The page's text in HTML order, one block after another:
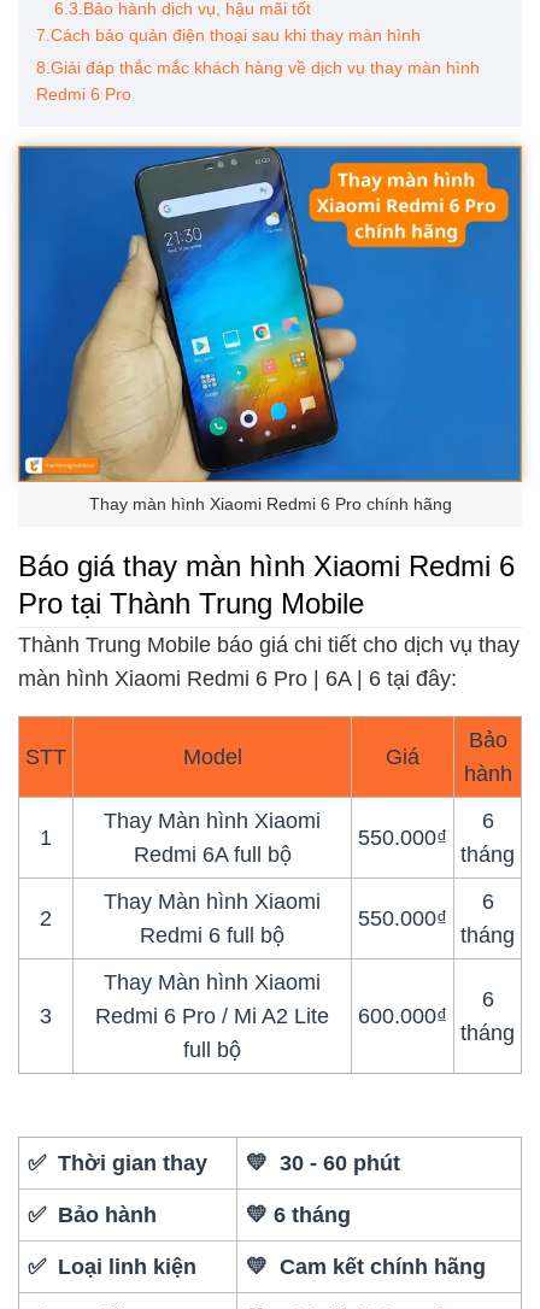
6.3.Bảo hành dịch vụ, hậu mãi tốt
7.Cách bảo quản điện thoại sau khi thay màn hình
8.Giải đáp thắc mắc khách hàng về dịch vụ thay màn hình
Redmi 6 Pro
Thay màn hình Xiaomi Redmi 6 Pro chính hãng
Báo giá thay màn hình Xiaomi Redmi 6
Pro tại Thành Trung Mobile
Thành Trung Mobile báo giá chi tiết cho dịch vụ thay
màn hình Xiaomi Redmi 6 Pro | 6A | 6 tại đây:
STT Model Giá
Bảo
hành
1
Thay Màn hình Xiaomi
Redmi 6A full bộ
550.000₫
6
tháng
2
Thay Màn hình Xiaomi
Redmi 6 full bộ
550.000₫
6
tháng
3
Thay Màn hình Xiaomi
Redmi 6 Pro / Mi A2 Lite
full bộ
600.000₫
6
tháng
✅ Thời gian thay 💛 30 - 60 phút
✅ Bảo hành 💛 6 tháng
✅ Loại linh kiện 💛 Cam kết chính hãng